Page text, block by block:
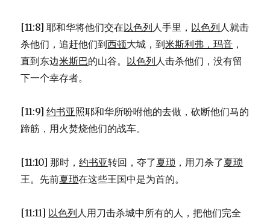
[11:8] 耶和华将他们交在以色列人手里， 以色列人就击
杀他们，追赶他们到西顿大城，到米斯利弗．玛音 ，
直到东边米斯巴的山谷。 以色列人击杀他们，没有留
下一个幸存者。
[11:9]约书亚照耶和华所吩咐他的去做，砍断他们马的
蹄筋，用火焚烧他们的战车。
[11:10] 那时，约书亚转回，夺了夏琐 ，用刀杀了夏琐
王。先前夏琐在这些王国中是为首的。
[11:11] 以色列人用刀击杀城中所有的人，把他们完全